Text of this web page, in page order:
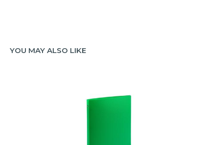
YOU MAY ALSO LIKE